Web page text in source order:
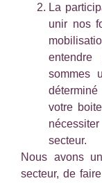
La
unir nos
sommes
votre
secteur.
Nous avons
secteur, de